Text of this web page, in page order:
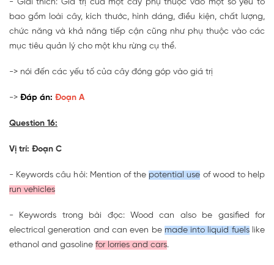
- Giải thích: Giá trị của một cây phụ thuộc vào một số yếu tố
bao gồm loài cây, kích thước, hình dáng, điều kiện, chất lượng,
chức năng và khả năng tiếp cận cũng như phụ thuộc vào các
mục tiêu quản lý cho một khu rừng cụ thể.
-> nói đến các yếu tố của cây đóng góp vào giá trị
-> Đáp án: Đoạn A
Question 16:
Vị trí: Đoạn C
- Keywords câu hỏi: Mention of the potential use of wood to help
run vehicles
- Keywords trong bài đọc: Wood can also be gasified for
electrical generation and can even be made into liquid fuelslike
ethanol and gasoline for lorries and cars.